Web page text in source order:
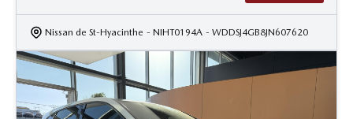
Nissan de St-Hyacinthe - NIHT0194A - WDDSJ4GB8JN607620